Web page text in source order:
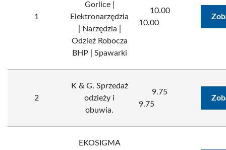
1
Gorlice |
Elektronarzędzia
| Narzędzia |
Odzież Robocza
BHP | Spawarki
10.00
10.00
2
K & G. Sprzedaż
odzieży i
obuwia.
9.75
9.75
EKOSIGMA